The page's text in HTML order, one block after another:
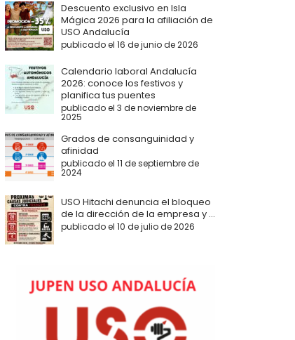
Descuento exclusivo en Isla
Mágica 2026 para la afiliación de
USO Andalucía
publicado el 16 de junio de 2026
Calendario laboral Andalucía
2026: conoce los festivos y
planifica tus puentes
publicado el 3 de noviembre de
2025
Grados de consanguinidad y
afinidad
publicado el 11 de septiembre de
2024
USO Hitachi denuncia el bloqueo
de la dirección de la empresa y ...
publicado el 10 de julio de 2026